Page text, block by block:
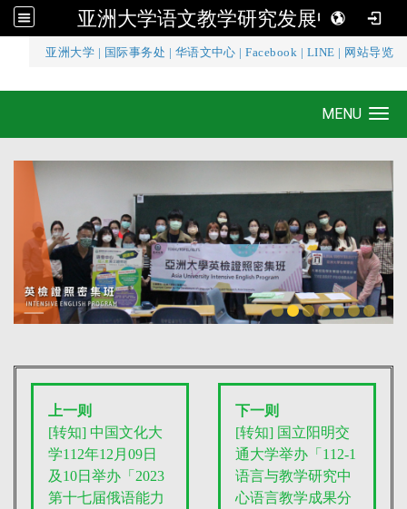
亚洲大学语文教学研究发展中心
亚洲大学 国际事务处 华语文中心 |Facebook LINE 网站导览
亚洲大学语文教学研究发展中心
MENU
上一则
[转知] 中国文化大
学112年12月09日
及10日举办「2023
第十七届俄语能力
下一则
[转知] 国立阳明交
通大学举办「112-1
语言与教学研究中
心语言教学成果分